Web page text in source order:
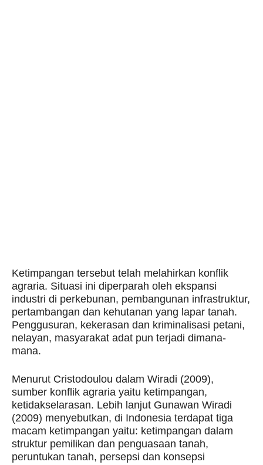
Ketimpangan tersebut telah melahirkan konflik
agraria. Situasi ini diperparah oleh ekspansi
industri di perkebunan, pembangunan infrastruktur,
pertambangan dan kehutanan yang lapar tanah.
Penggusuran, kekerasan dan kriminalisasi petani,
nelayan, masyarakat adat pun terjadi dimana-
mana.
Menurut Cristodoulou dalam Wiradi (2009),
sumber konflik agraria yaitu ketimpangan,
ketidakselarasan. Lebih lanjut Gunawan Wiradi
(2009) menyebutkan, di Indonesia terdapat tiga
macam ketimpangan yaitu: ketimpangan dalam
struktur pemilikan dan penguasaan tanah,
peruntukan tanah, persepsi dan konsepsi